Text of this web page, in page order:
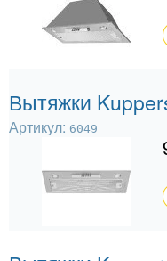
Вытяжки
Артикул: 6049